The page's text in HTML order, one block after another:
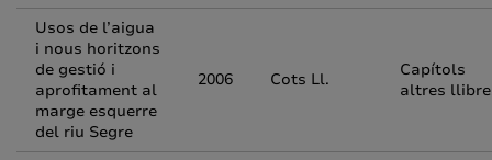
Usos de l’aigua
i nous horitzons
de gestió i
aprofitament al
marge esquerre
del riu Segre
2006 Cots Ll.
Capítols
altres